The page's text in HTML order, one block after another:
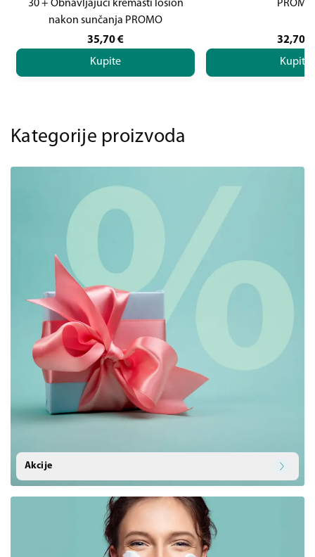
30 + Obnavljajući kremasti losion
nakon sunčanja PROMO
35,70€
Kupite
PROMO
32,70
Kupite
Kategorije proizvoda
Akcije